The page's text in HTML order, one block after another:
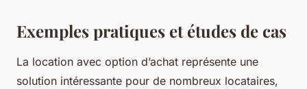
Exemples pratiques et études de cas
La location avec option d’achat représente une
solution intéressante pour de nombreux locataires,